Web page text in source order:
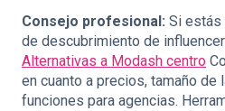
Consejo profesional: Si estás
de descubrimiento de
Alternativas a Modash centro
en cuanto a precios, tamaño de
funciones para agencias.